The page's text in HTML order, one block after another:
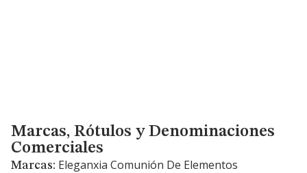
Marcas, Rótulos y Denominaciones Comerciales
Marcas, Rótulos y Denominaciones
Comerciales
Marcas: Eleganxia Comunión De Elementos